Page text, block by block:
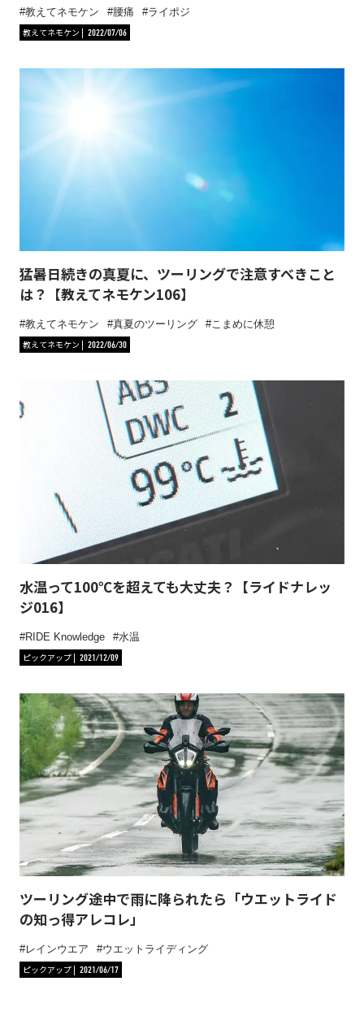
教えてネモケン 腰痛
ライポジ
教えてネモケン
2022/07/06
猛暑日続きの真夏に、ツーリングで注意すべきこと
は？【教えてネモケン106】
教えてネモケン 真夏のツーリング
こまめに休憩
教えてネモケン
2022/06/30
水温って100℃を超えても大丈夫？【ライドナレッ
ジ016】
RIDE Knowledge
水温
ピックアップ
2021/12/09
ツーリング途中で雨に降られたら「ウエットライド
の知っ得アレコレ」
レインウエア
ウエットライディング
ピックアップ
2021/06/17